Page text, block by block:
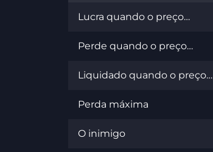
Lucra quando o preço…
Perde quando o preço…
Liquidado quando o preço…
Perda máxima
O inimigo